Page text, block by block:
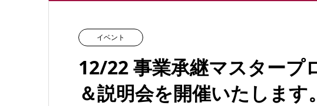
イベント
12/22 事業承継マスタープ
＆説明会を開催いたします。